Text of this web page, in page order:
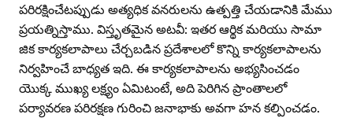
పరిరక్షించేటప్పుడు అత్యధిక వనరులను ఉత్పత్తి చేయడానికి మేము
ప్రయత్నిస్తాము. విస్తృతమైన అటవీ: ఇతర ఆర్థిక మరియు సామా
జిక కార్యకలాపాలు చేర్చబడిన ప్రదేశాలలో కొన్ని కార్యకలాపాలను
నిర్వహించే బాధ్యత ఇది. ఈ కార్యకలాపాలను అభ్యసించడం
యొక్క ముఖ్య లక్ష్యం ఏమిటంటే, అది పెరిగిన ప్రాంతాలలో
పర్యావరణ పరిరక్షణ గురించి జనాభాకు అవగా హన కల్పించడం.